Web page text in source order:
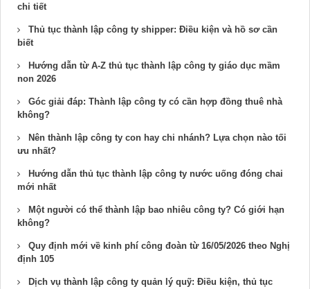
chi tiết
Thủ tục thành lập công ty shipper: Điều kiện và hồ sơ cần
biết
Hướng dẫn từ A-Z thủ tục thành lập công ty giáo dục mầm
non 2026
Góc giải đáp: Thành lập công ty có cần hợp đồng thuê nhà​
không?
Nên thành lập công ty con hay chi nhánh​? Lựa chọn nào tối
ưu nhất?
Hướng dẫn thủ tục thành lập công ty nước uống đóng chai​
mới nhất
Một người có thể thành lập bao nhiêu công ty? Có giới hạn
không?
Quy định mới về kinh phí công đoàn từ 16/05/2026 theo Nghị
định 105
Dịch vụ thành lập công ty quản lý quỹ​: Điều kiện, thủ tục